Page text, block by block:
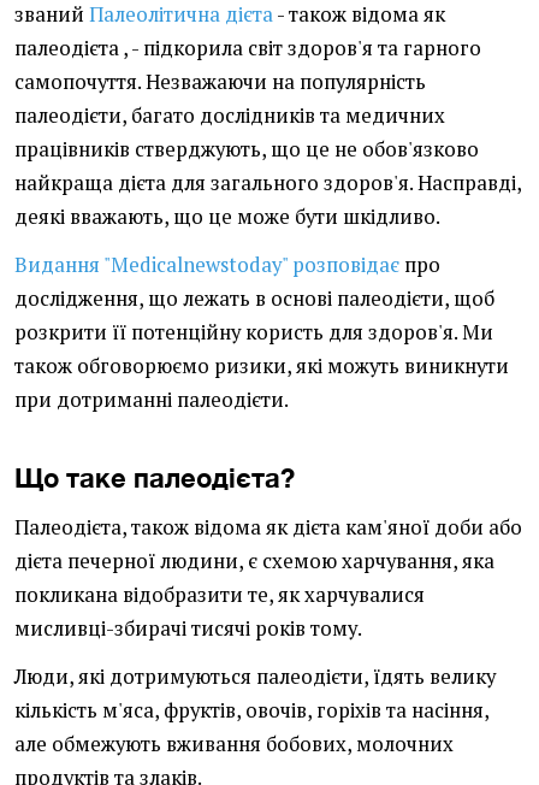
званий Палеолітична дієта- також відома як
палеодієта, - підкорила світ здоров'я та гарного
самопочуття.Незважаючи на популярність
палеодієти, багато дослідників та медичних
працівників стверджують, що це не обов'язково
найкраща дієта для загального здоров'я. Насправді,
деякі вважають, що це може бути шкідливо.
Видання "Medicalnewstoday" розповідає про
дослідження, що лежать в основі палеодієти, щоб
розкрити її потенційну користь для здоров'я. Ми
також обговорюємо ризики, які можуть виникнути
при дотриманні палеодієти.
Що таке палеодієта?
Палеодієта, також відома як дієта кам'яної доби або
дієта печерної людини, є схемою харчування, яка
покликана відобразити те, як харчувалися
мисливці-збирачі тисячі років тому.
Люди, які дотримуються палеодієти, їдять велику
кількість м'яса, фруктів, овочів, горіхів та насіння,
але обмежують вживання бобових, молочних
продуктів та злаків.